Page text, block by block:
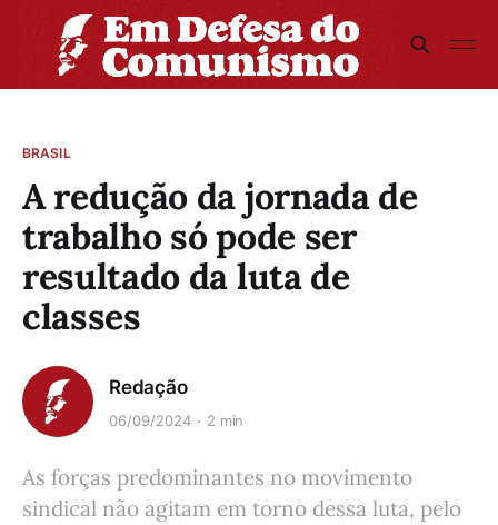
BRASIL
A redução da jornada de
trabalho só pode ser
resultado da luta de
classes
Redação
06/09/2024 2 min
As forças predominantes no movimento
sindical não agitam em torno dessa luta, pelo